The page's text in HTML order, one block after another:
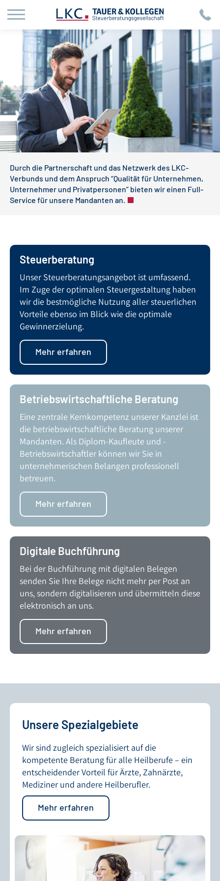
Durch die Partnerschaft und das Netzwerk des LKC-
Verbunds und dem Anspruch “Qualität für Unternehmen,
Unternehmer und Privatpersonen” bieten wir einen Full-
Service für unsere Mandanten an.
Steuerberatung
Unser Steuerberatungsangebot ist umfassend.
Im Zuge der optimalen Steuergestaltung haben
wir die bestmögliche Nutzung aller steuerlichen
Vorteile ebenso im Blick wie die optimale
Gewinnerzielung.
Mehr erfahren
Betriebswirtschaftliche Beratung
Eine zentrale Kernkompetenz unserer Kanzlei ist
die betriebswirtschaftliche Beratung unserer
Mandanten. Als Diplom-Kaufleute und -
Betriebswirtschaftler können wir Sie in
unternehmerischen Belangen professionell
betreuen.
Mehr erfahren
Digitale Buchführung
Bei der Buchführung mit digitalen Belegen
senden Sie Ihre Belege nicht mehr per Post an
uns, sondern digitalisieren und übermitteln diese
elektronisch an uns.
Mehr erfahren
Unsere Spezialgebiete
Wir sind zugleich spezialisiert auf die
kompetente Beratung für alle Heilberufe – ein
entscheidender Vorteil für Ärzte, Zahnärzte,
Mediziner und andere Heilberufler.
Mehr erfahren